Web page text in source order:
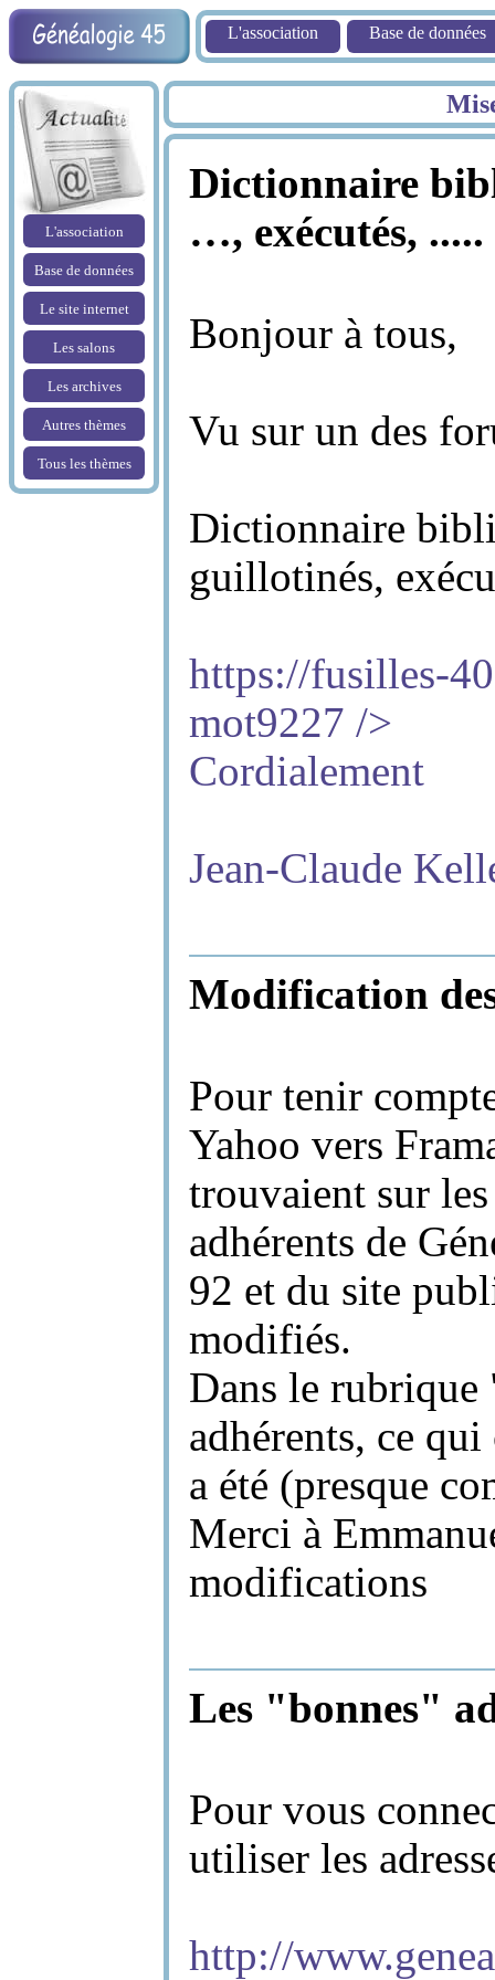
L'association Base de données
L'association
Base de données
Le site internet
Les salons
Les archives
Autres thèmes
Tous les thèmes
Dictionnaire
…, exécutés, .....
Bonjour à tous,
Vu sur un des
Dictionnaire
guillotinés,
https://fusilles-
mot9227 />
Cordialement
Jean-Claude
Modification
Pour tenir
Yahoo vers
trouvaient sur
adhérents de
92 et du site
modifiés.
Dans le rubrique
adhérents, ce
a été (presque
Merci à
modifications
Les "bonnes"
Pour vous
utiliser les
http://